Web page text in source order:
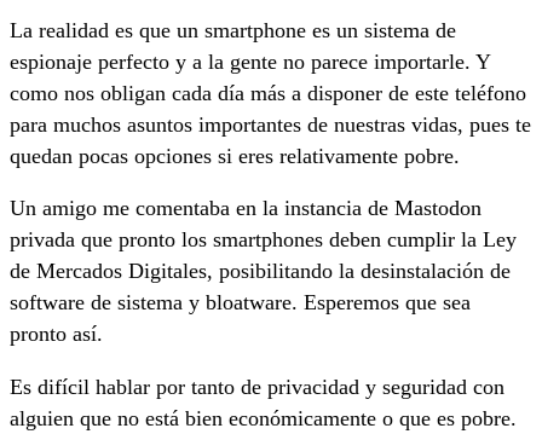
La realidad es que un smartphone es un sistema de
espionaje perfecto y a la gente no parece importarle. Y
como nos obligan cada día más a disponer de este teléfono
para muchos asuntos importantes de nuestras vidas, pues te
quedan pocas opciones si eres relativamente pobre.
Un amigo me comentaba en la instancia de Mastodon
privada que pronto los smartphones deben cumplir la Ley
de Mercados Digitales, posibilitando la desinstalación de
software de sistema y bloatware. Esperemos que sea
pronto así.
Es difícil hablar por tanto de privacidad y seguridad con
alguien que no está bien económicamente o que es pobre.